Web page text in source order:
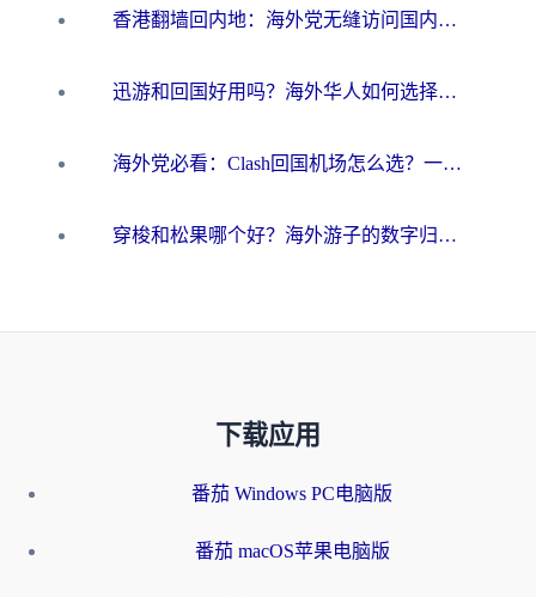
香港翻墙回内地：海外党无缝访问国内资源的加速器选择全攻略
迅游和回国好用吗？海外华人如何选择靠谱的回国加速器
海外党必看：Clash回国机场怎么选？一篇搞定无缝访问国内资源的全攻略
穿梭和松果哪个好？海外游子的数字归乡路，到底该怎么选
下载应用
番茄 Windows PC电脑版
番茄 macOS苹果电脑版